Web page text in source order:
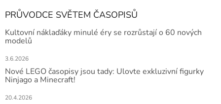
PRŮVODCE SVĚTEM ČASOPISŮ
Kultovní náklaďáky minulé éry se rozrůstají o 60 nových
modelů
3.6.2026
Nové LEGO časopisy jsou tady: Ulovte exkluzivní figurky
Ninjago a Minecraft!
20.4.2026